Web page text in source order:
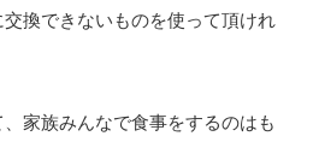
換できないものを使って頂けれ
家族みんなで食事をするのはも